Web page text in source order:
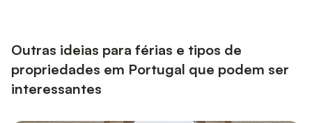
propriedade dispõe de u...
Outras ideias para férias e tipos de
propriedades em Portugal que podem ser
interessantes